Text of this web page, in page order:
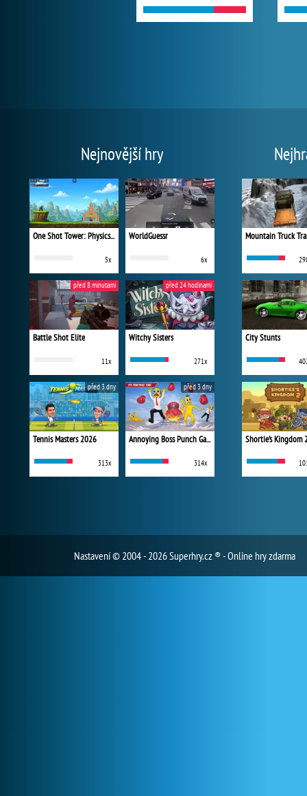
Nejnovější hry
One Shot Tower: Physics Destroyer
5x
WorldGuessr
6x
Battle Shot Elite
11x
před 8 minutami
Witchy Sisters
271x
před 24 hodinami
Tennis Masters 2026
313x
před 3 dny
Annoying Boss Punch Game
314x
před 3 dny
Mountain Truck
City Stunts
Shortie's Kingdom
Nastavení© 2004 - 2026 Superhry.cz ® - Online hry zdarma